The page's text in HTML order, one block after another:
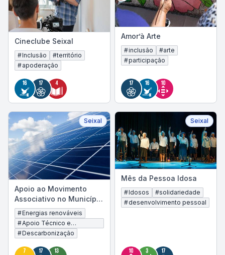
Cineclube Seixal
#Inclusão #território
#apoderação
Amor’à Arte
#inclusão #arte
#participação
Seixal
Apoio ao Movimento
Associativo no Município
do Seixal para Instalação
de Sistemas de
Produção de …
#Energias renováveis
#Apoio Técnico e
Financeiro ao Movimento
#Descarbonização
Seixal
Mês da Pessoa Idosa
#Idosos #solidariedade
#desenvolvimento pessoal